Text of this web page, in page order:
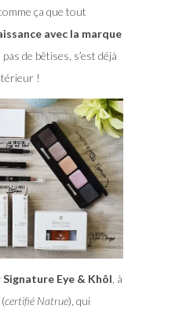
ça que tout
avec la marque
de bêtises, s’est déjà
!
Signature Eye & Khôl , à
certifié Natrue), qui